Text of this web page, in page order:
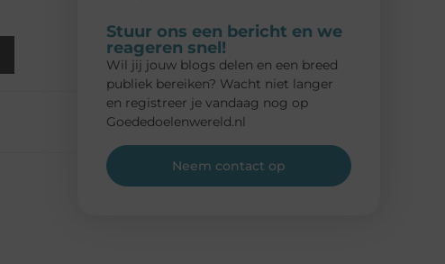
Stuur ons een bericht en we
reageren snel!
Wil jij jouw blogs delen en een breed
publiek bereiken? Wacht niet langer
en registreer je vandaag nog op
Goededoelenwereld.nl
Neem contact op